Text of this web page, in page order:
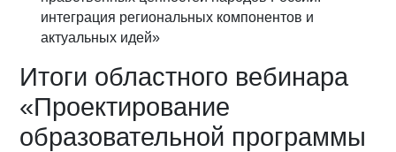
интеграция региональных компонентов и
актуальных идей»
Итоги областного вебинара
«Проектирование
образовательной программы